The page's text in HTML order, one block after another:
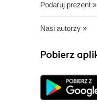
Podaruj prezent »
Nasi autorzy »
Pobierz